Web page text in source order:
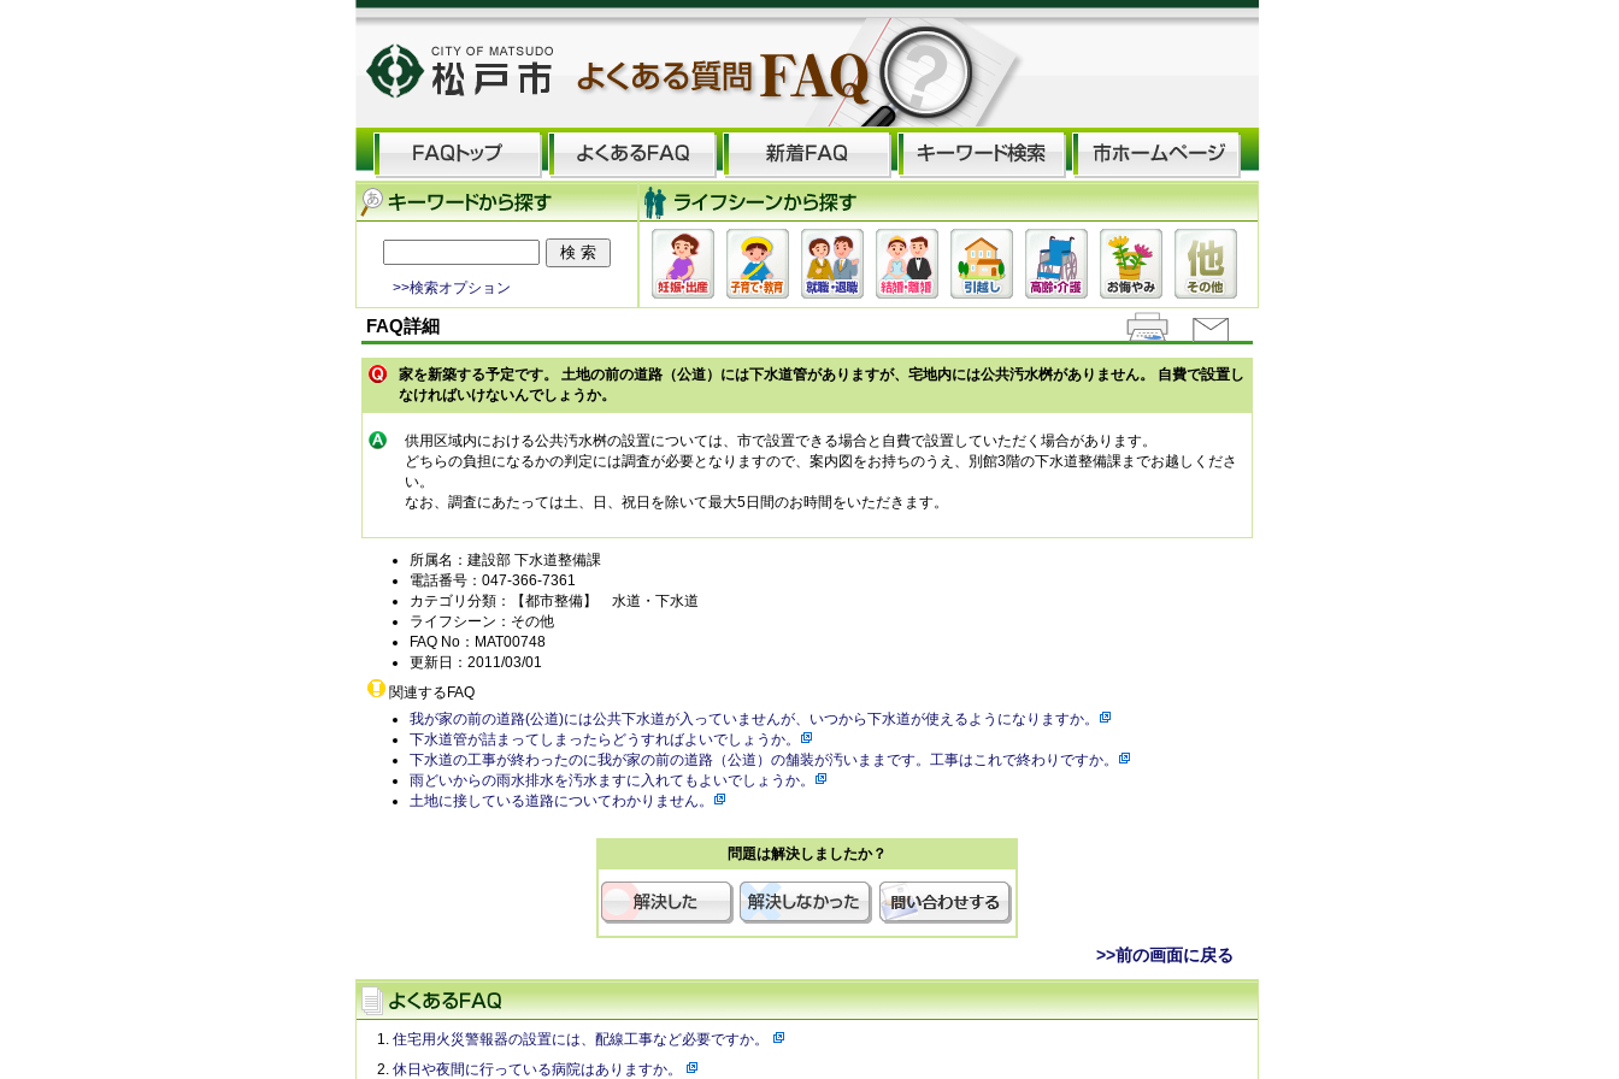
>>検索オプション
FAQ詳細
家を新築する予定です。 土地の前の道路（公道）には下水道管がありますが、宅地内には公共汚水桝がありません。 自費で設置し
なければいけないんでしょうか。
供用区域内における公共汚水桝の設置については、市で設置できる場合と自費で設置していただく場合があります。
どちらの負担になるかの判定には調査が必要となりますので、案内図をお持ちのうえ、別館3階の下水道整備課までお越しくださ
い。
なお、調査にあたっては土、日、祝日を除いて最大5日間のお時間をいただきます。
所属名：建設部 下水道整備課
電話番号：047-366-7361
カテゴリ分類：【都市整備】 水道・下水道
ライフシーン：その他
FAQ No：MAT00748
更新日：2011/03/01
関連するFAQ
我が家の前の道路(公道)には公共下水道が入っていませんが、いつから下水道が使えるようになりますか。
下水道管が詰まってしまったらどうすればよいでしょうか。
下水道の工事が終わったのに我が家の前の道路（公道）の舗装が汚いままです。工事はこれで終わりですか。
雨どいからの雨水排水を汚水ますに入れてもよいでしょうか。
土地に接している道路についてわかりません。
問題は解決しましたか？
>>前の画面に戻る
住宅用火災警報器の設置には、配線工事など必要ですか。
休日や夜間に行っている病院はありますか。